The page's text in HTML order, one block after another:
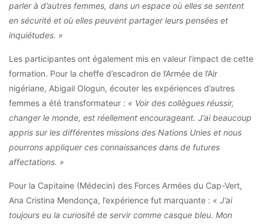
parler à d’autres femmes, dans un espace où elles se sentent
en sécurité et où elles peuvent partager leurs pensées et
inquiétudes. »
Les participantes ont également mis en valeur l’impact de cette
formation. Pour la cheffe d’escadron de l’Armée de l’Air
nigériane, Abigail Ologun, écouter les expériences d’autres
femmes a été transformateur : « Voir des collègues réussir,
changer le monde, est réellement encourageant. J’ai beaucoup
appris sur les différentes missions des Nations Unies et nous
pourrons appliquer ces connaissances dans de futures
affectations. »
Pour la Capitaine (Médecin) des Forces Armées du Cap-Vert,
Ana Cristina Mendonça, l’expérience fut marquante : « J’ai
toujours eu la curiosité de servir comme casque bleu. Mon